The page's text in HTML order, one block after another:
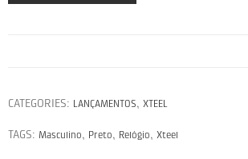
CATEGORIES: LANÇAMENTOS, XTEEL
TAGS: Masculino, Preto, Relógio, Xteel